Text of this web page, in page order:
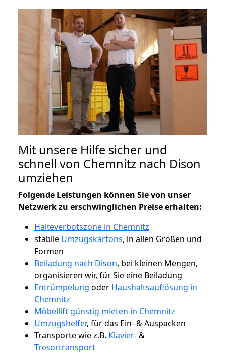
Mit unsere Hilfe sicher und
schnell von Chemnitz nach Dison
umziehen
Folgende Leistungen können Sie von unser
Netzwerk zu erschwinglichen Preise erhalten:
Halteverbotszone in Chemnitz
stabile Umzugskartons, in allen Größen und
Formen
Beiladung nach Dison, bei kleinen Mengen,
organisieren wir, für Sie eine Beiladung
Entrümpelung oder Haushaltsauflösung in
Chemnitz
Möbellift günstig mieten in Chemnitz
Umzugshelfer, für das Ein- & Auspacken
Transporte wie z.B. Klavier-&
Tresortransport